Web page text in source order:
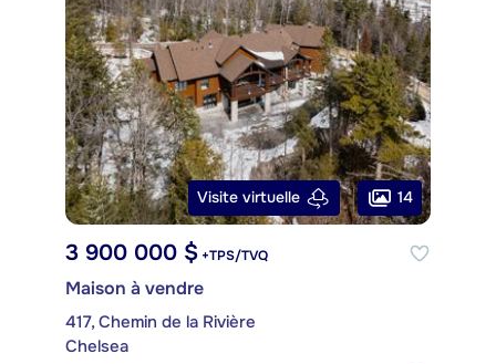
Visite virtuelle 14
3 900 000 $ +TPS/TVQ
Maison à vendre
417, Chemin de la Rivière
Chelsea